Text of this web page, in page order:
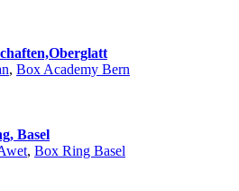
, Box Academy Bern
Basel
, Box Ring Basel